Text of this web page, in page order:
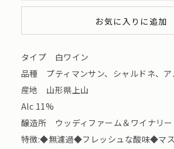
お気に入りに追加
タイプ 白ワイン
品種 プティマンサン、シャルドネ、ア
産地 山形県上山
Alc 11%
醸造所 ウッディファーム＆ワイナリ
特徴:◆無濾過◆フレッシュな酸味◆マ